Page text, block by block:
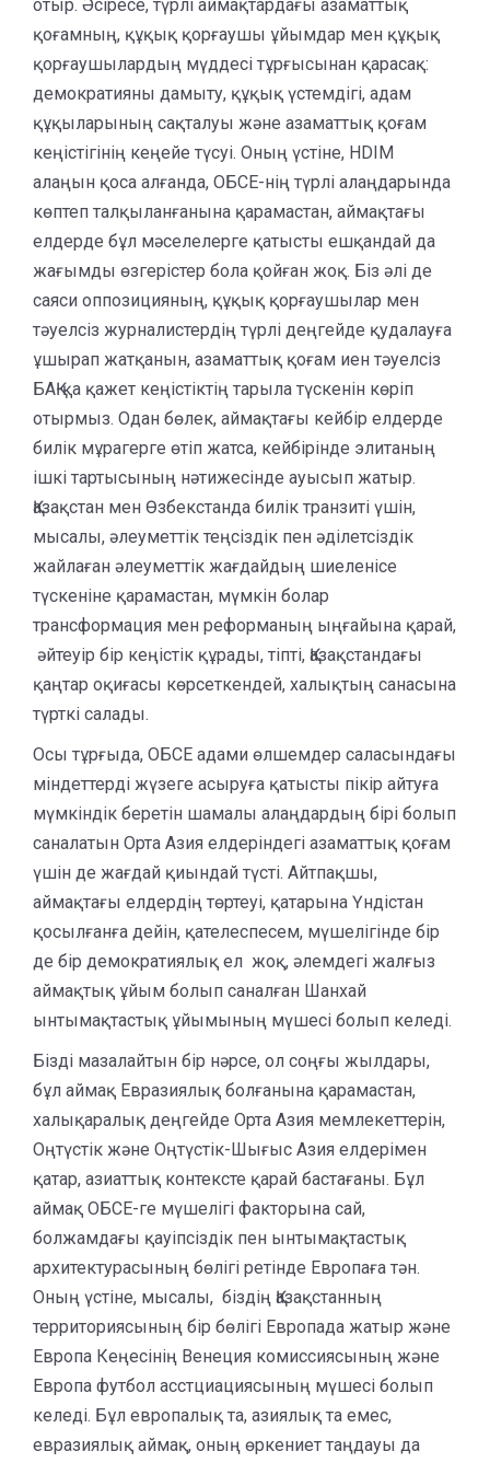
отыр. Әсіресе, түрлі аймақтардағы азаматтық
қоғамның, құқық қорғаушы ұйымдар мен құқық
қорғаушылардың мүддесі тұрғысынан қарасақ:
демократияны дамыту, құқық үстемдігі, адам
құқыларының сақталуы және азаматтық қоғам
кеңістігінің кеңейе түсуі. Оның үстіне, HDIM
алаңын қоса алғанда, ОБСЕ-нің түрлі алаңдарында
көптеп талқыланғанына қарамастан, аймақтағы
елдерде бұл мәселелерге қатысты ешқандай да
жағымды өзгерістер бола қойған жоқ. Біз әлі де
саяси оппозицияның, құқық қорғаушылар мен
тәуелсіз журналистердің түрлі деңгейде қудалауға
ұшырап жатқанын, азаматтық қоғам иен тәуелсіз
БАҚ-қа қажет кеңістіктің тарыла түскенін көріп
отырмыз. Одан бөлек, аймақтағы кейбір елдерде
билік мұрагерге өтіп жатса, кейбірінде элитаның
ішкі тартысының нәтижесінде ауысып жатыр.
Қазақстан мен Өзбекстанда билік транзиті үшін,
мысалы, әлеуметтік теңсіздік пен әділетсіздік
жайлаған әлеуметтік жағдайдың шиеленісе
түскеніне қарамастан, мүмкін болар
трансформация мен реформаның ыңғайына қарай,
әйтеуір бір кеңістік құрады, тіпті, Қазақстандағы
қаңтар оқиғасы көрсеткендей, халықтың санасына
түрткі салады.
Осы тұрғыда, ОБСЕ адами өлшемдер саласындағы
міндеттерді жүзеге асыруға қатысты пікір айтуға
мүмкіндік беретін шамалы алаңдардың бірі болып
саналатын Орта Азия елдеріндегі азаматтық қоғам
үшін де жағдай қиындай түсті. Айтпақшы,
аймақтағы елдердің төртеуі, қатарына Үндістан
қосылғанға дейін, қателеспесем, мүшелігінде бір
де бір демократиялық ел жоқ, әлемдегі жалғыз
аймақтық ұйым болып саналған Шанхай
ынтымақтастық ұйымының мүшесі болып келеді.
Бізді мазалайтын бір нәрсе, ол соңғы жылдары,
бұл аймақ Евразиялық болғанына қарамастан,
халықаралық деңгейде Орта Азия мемлекеттерін,
Оңтүстік және Оңтүстік-Шығыс Азия елдерімен
қатар, азиаттық контексте қарай бастағаны. Бұл
аймақ ОБСЕ-ге мүшелігі факторына сай,
болжамдағы қауіпсіздік пен ынтымақтастық
архитектурасының бөлігі ретінде Европаға тән.
Оның үстіне, мысалы, біздің Қазақстанның
территориясының бір бөлігі Европада жатыр және
Европа Кеңесінің Венеция комиссиясының және
Европа футбол асстциациясының мүшесі болып
келеді. Бұл европалық та, азиялық та емес,
евразиялық аймақ, оның өркениет таңдауы да